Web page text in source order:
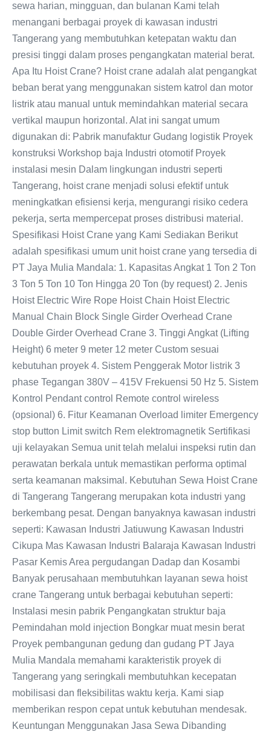
sewa harian, mingguan, dan bulanan Kami telah
menangani berbagai proyek di kawasan industri
Tangerang yang membutuhkan ketepatan waktu dan
presisi tinggi dalam proses pengangkatan material berat.
Apa Itu Hoist Crane? Hoist crane adalah alat pengangkat
beban berat yang menggunakan sistem katrol dan motor
listrik atau manual untuk memindahkan material secara
vertikal maupun horizontal. Alat ini sangat umum
digunakan di: Pabrik manufaktur Gudang logistik Proyek
konstruksi Workshop baja Industri otomotif Proyek
instalasi mesin Dalam lingkungan industri seperti
Tangerang, hoist crane menjadi solusi efektif untuk
meningkatkan efisiensi kerja, mengurangi risiko cedera
pekerja, serta mempercepat proses distribusi material.
Spesifikasi Hoist Crane yang Kami Sediakan Berikut
adalah spesifikasi umum unit hoist crane yang tersedia di
PT Jaya Mulia Mandala: 1. Kapasitas Angkat 1 Ton 2 Ton
3 Ton 5 Ton 10 Ton Hingga 20 Ton (by request) 2. Jenis
Hoist Electric Wire Rope Hoist Chain Hoist Electric
Manual Chain Block Single Girder Overhead Crane
Double Girder Overhead Crane 3. Tinggi Angkat (Lifting
Height) 6 meter 9 meter 12 meter Custom sesuai
kebutuhan proyek 4. Sistem Penggerak Motor listrik 3
phase Tegangan 380V – 415V Frekuensi 50 Hz 5. Sistem
Kontrol Pendant control Remote control wireless
(opsional) 6. Fitur Keamanan Overload limiter Emergency
stop button Limit switch Rem elektromagnetik Sertifikasi
uji kelayakan Semua unit telah melalui inspeksi rutin dan
perawatan berkala untuk memastikan performa optimal
serta keamanan maksimal. Kebutuhan Sewa Hoist Crane
di Tangerang Tangerang merupakan kota industri yang
berkembang pesat. Dengan banyaknya kawasan industri
seperti: Kawasan Industri Jatiuwung Kawasan Industri
Cikupa Mas Kawasan Industri Balaraja Kawasan Industri
Pasar Kemis Area pergudangan Dadap dan Kosambi
Banyak perusahaan membutuhkan layanan sewa hoist
crane Tangerang untuk berbagai kebutuhan seperti:
Instalasi mesin pabrik Pengangkatan struktur baja
Pemindahan mold injection Bongkar muat mesin berat
Proyek pembangunan gedung dan gudang PT Jaya
Mulia Mandala memahami karakteristik proyek di
Tangerang yang seringkali membutuhkan kecepatan
mobilisasi dan fleksibilitas waktu kerja. Kami siap
memberikan respon cepat untuk kebutuhan mendesak.
Keuntungan Menggunakan Jasa Sewa Dibanding